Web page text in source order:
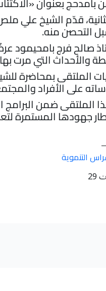
قدّم الشيخ علي
التحصن منه.
صالح فرج بامحيمود
والأحداث التي مرت
الملتقى بمحاضرة
على الأفراد
الملتقى ضمن
جهودها المستمرة
التنموية